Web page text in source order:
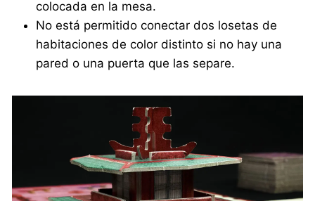
colocada en la mesa.
No está permitido conectar dos losetas de
habitaciones de color distinto si no hay una
pared o una puerta que las separe.